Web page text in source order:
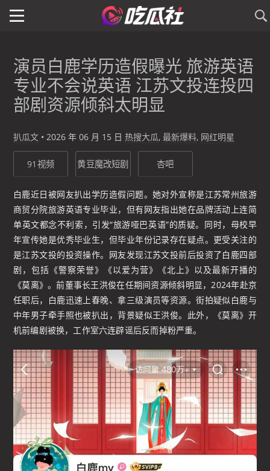
演员白鹿学历造假曝光 旅游英语
专业不会说英语 江苏文投连投四
部剧资源倾斜太明显
扒瓜文 • 2026 年 06 月 15 日 热搜大瓜, 最新爆料, 网红明星
91视频 黄豆魔改短剧 杏吧
白鹿近日被网友扒出学历造假问题。她对外宣称是江苏常州旅游
商贸分院旅游英语专业毕业，但有网友指出她在品牌活动上连简
单英文都念不利索，引发“旅游哑巴英语”的质疑。同时，母校早
年宣传她是优秀毕业生，但毕业年份记录存在疑点。更受关注的
是江苏文投的投资操作。网友发现江苏文投前后投资了白鹿四部
剧，包括《警察荣誉》《以爱为营》《北上》以及最新开播的
《莫离》。前董事长王洪俊在任期间资源倾斜明显，2024年赴京
任职后，白鹿迅速上春晚、拿三级演员等资源。街拍疑似白鹿与
中年男子牵手照也被扒出，背景疑似王洪俊。此外，《莫离》开
机前编剧被换，工作室六连辟谣后反而掉粉严重。